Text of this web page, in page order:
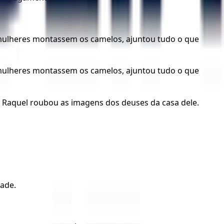
montassem os camelos, ajuntou tudo o que
montassem os camelos, ajuntou tudo o que
roubou as imagens dos deuses da casa dele.